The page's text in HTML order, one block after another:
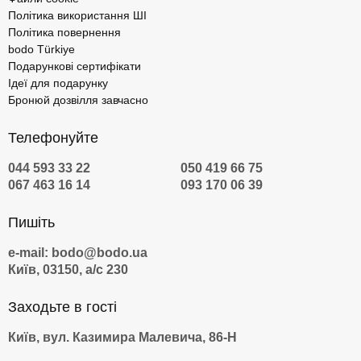
Майстер-клас молекулярної кухні
Майстер-клас коктейлів у BEEF для
Шоколадний майстер-клас 1250 грн
Чернухи для двох
Майстер-клас капкейків
Майстер-клас суші
Політика використання ШІ
Політика повернення
bodo Türkiye
Подарункові сертифікати
Ідеї для подарунку
Бронюй дозвілля завчасно
Телефонуйте
044 593 33 22
050 419 66 75
067 463 16 14
093 170 06 39
Пишіть
e-mail: bodo@bodo.ua
Київ, 03150, а/с 230
Заходьте в гості
Київ, вул. Казимира Малевича, 86-Н